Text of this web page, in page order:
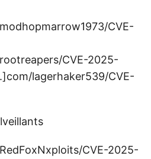
CVE-
CVE-2025-
lagerhaker539/CVE-
CVE-2025-